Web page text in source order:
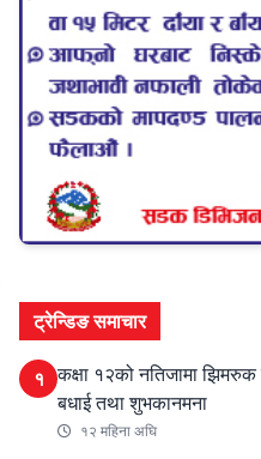
ट्रेन्डिङ समाचार
१ कक्षा १२को नतिजामा झिमरुक
बधाई तथा शुभकानमना
१२ महिना अघि